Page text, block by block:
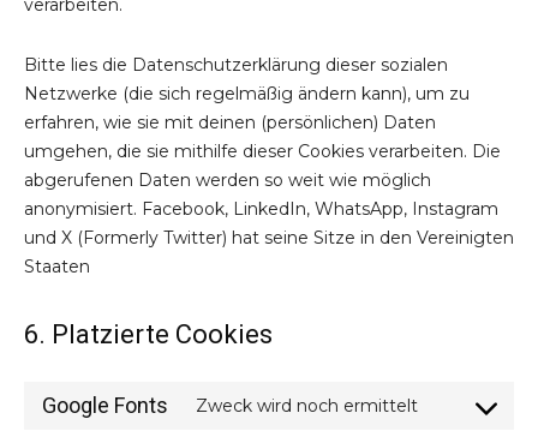
verarbeiten.
Bitte lies die Datenschutzerklärung dieser sozialen
Netzwerke (die sich regelmäßig ändern kann), um zu
erfahren, wie sie mit deinen (persönlichen) Daten
umgehen, die sie mithilfe dieser Cookies verarbeiten. Die
abgerufenen Daten werden so weit wie möglich
anonymisiert. Facebook, LinkedIn, WhatsApp, Instagram
und X (Formerly Twitter) hat seine Sitze in den Vereinigten
Staaten
6. Platzierte Cookies
Google Fonts Zweck wird noch ermittelt
Consent